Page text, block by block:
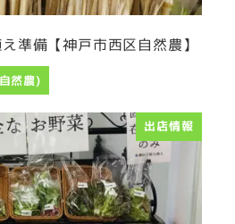
準備【神戸市西区自然農】
然農)
出店情報